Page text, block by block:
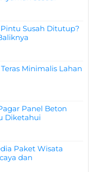
Susah Ditutup?
Minimalis Lahan
Panel Beton
Diketahui
Paket Wisata
dan